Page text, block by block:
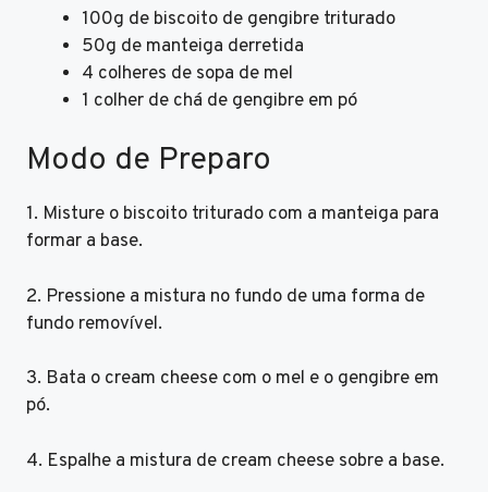
100g de biscoito de gengibre triturado
50g de manteiga derretida
4 colheres de sopa de mel
1 colher de chá de gengibre em pó
Modo de Preparo
1. Misture o biscoito triturado com a manteiga para
formar a base.
2. Pressione a mistura no fundo de uma forma de
fundo removível.
3. Bata o cream cheese com o mel e o gengibre em
pó.
4. Espalhe a mistura de cream cheese sobre a base.